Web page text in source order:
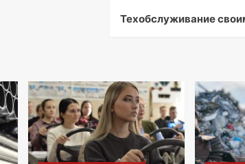
Техобслуживание